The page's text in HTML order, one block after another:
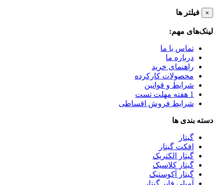
× فیلتر ها
لینک‌های مهم:
تماس با ما
درباره ما
راهنمای خرید
محصولات کارکرده
شرایط و قوانین
1 هفته مهلت تست
شرایط فروش اقساطی
دسته بندی ها
گیتار
افکت گیتار
گیتار الکتریک
گیتار کلاسیک
گیتار آکوستیک
آمپلی فایر گیتار